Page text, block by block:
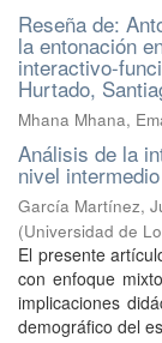
Reseña de:
la entonación
interactivo-
Hurtado,
Mhana Mhana,
Análisis de la
nivel
García Martínez,
(Universidad de
El presente
con enfoque
implicaciones
demográfico del